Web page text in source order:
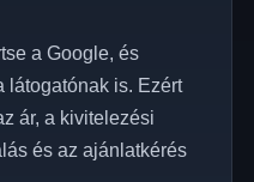
a Google, és
látogatónak is. Ezért
ár, a kivitelezési
és az ajánlatkérés